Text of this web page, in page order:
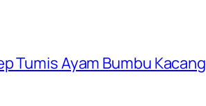
Tumis Ayam Bumbu Kacang